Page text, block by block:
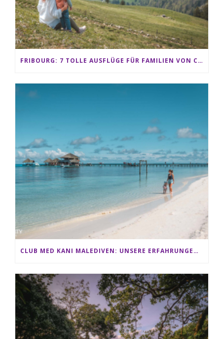
FRIBOURG: 7 TOLLE AUSFLÜGE FÜR FAMILIEN VON CHARMEY BIS LES PACCOTS
CLUB MED KANI MALEDIVEN: UNSERE ERFAHRUNGEN IM ALL-INCLUSIVE PARADIES